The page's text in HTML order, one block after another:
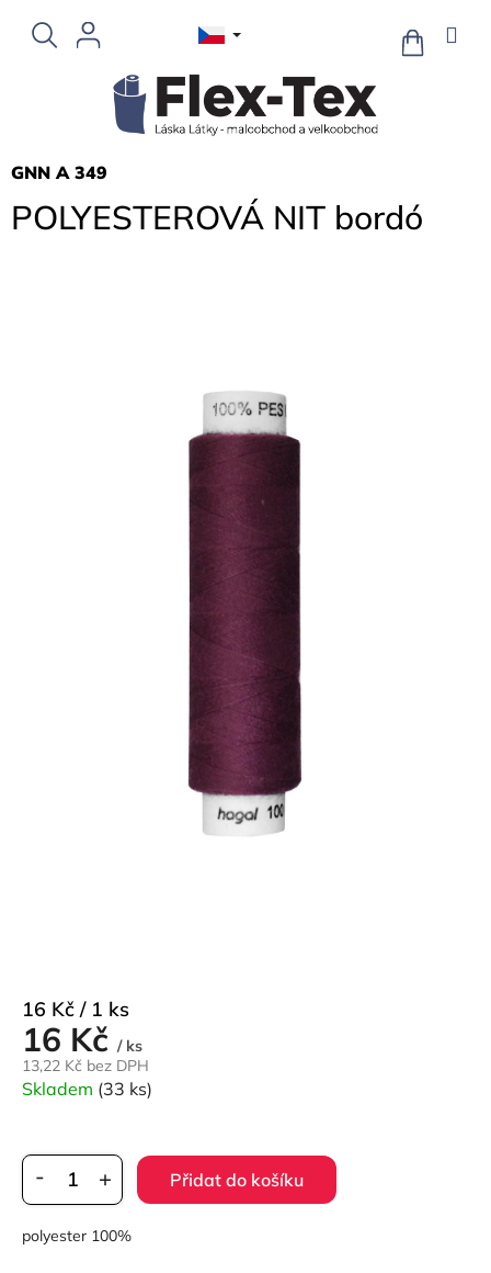
obsah
NÁKUPNÍ
KOŠÍK
POLYESTEROVÁ NIT bordó
GNN A 349
16 Kč / ks
13,22 Kč bez DPH
Měrná
cena:
16 Kč / 1 ks
Skladem (33 ks)
Přidat do košíku
polyester 100%